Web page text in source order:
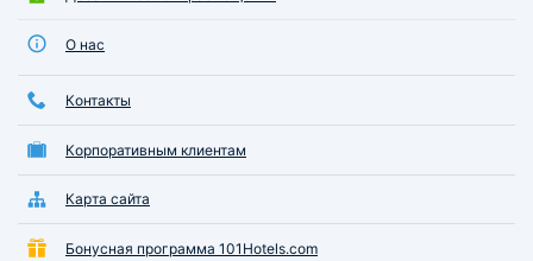
О нас
Контакты
Корпоративным клиентам
Карта сайта
Бонусная программа 101Hotels.com